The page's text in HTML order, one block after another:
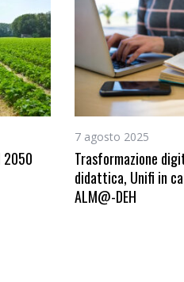
2050
7 agosto 2025
Trasformazione
didattica, Unifi in
ALM@-DEH